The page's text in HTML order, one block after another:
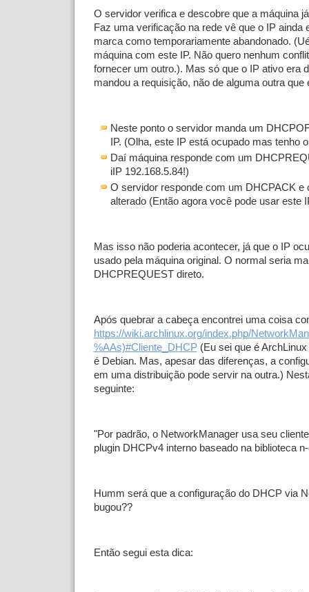
O servidor verifica e descobre que a máquina
Faz uma verificação na rede vê que o IP ainda
marca como temporariamente abandonado.
máquina com este IP. Não quero nenhum
fornecer um outro.). Mas só que o IP ativo era
mandou a requisição, não de alguma outra que
Neste ponto o servidor manda um
IP. (Olha, este IP está ocupado mas tenho
Daí máquina responde com um
iIP 192.168.5.84!)
O servidor responde com um DHCPACK e
alterado (Então agora você pode usar este
Mas isso não poderia acontecer, já que o IP
usado pela máquina original. O normal seria
DHCPREQUEST direto.
Após quebrar a cabeça encontrei uma coisa
https://wiki.archlinux.org/index.php/
%AAs)#Cliente_DHCP(Eu sei que é
é Debian. Mas, apesar das diferenças, a
em uma distribuição pode servir na outra.)
seguinte:
"Por padrão, o NetworkManager usa seu
plugin DHCPv4 interno baseado na biblioteca
Humm será que a configuração do DHCP via
bugou??
Então segui esta dica: